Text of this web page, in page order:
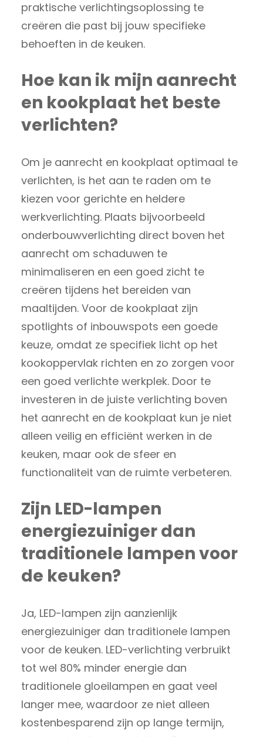
praktische verlichtingsoplossing te
creëren die past bij jouw specifieke
behoeften in de keuken.
Hoe kan ik mijn aanrecht
en kookplaat het beste
verlichten?
Om je aanrecht en kookplaat optimaal te
verlichten, is het aan te raden om te
kiezen voor gerichte en heldere
werkverlichting. Plaats bijvoorbeeld
onderbouwverlichting direct boven het
aanrecht om schaduwen te
minimaliseren en een goed zicht te
creëren tijdens het bereiden van
maaltijden. Voor de kookplaat zijn
spotlights of inbouwspots een goede
keuze, omdat ze specifiek licht op het
kookoppervlak richten en zo zorgen voor
een goed verlichte werkplek. Door te
investeren in de juiste verlichting boven
het aanrecht en de kookplaat kun je niet
alleen veilig en efficiënt werken in de
keuken, maar ook de sfeer en
functionaliteit van de ruimte verbeteren.
Zijn LED-lampen
energiezuiniger dan
traditionele lampen voor
de keuken?
Ja, LED-lampen zijn aanzienlijk
energiezuiniger dan traditionele lampen
voor de keuken. LED-verlichting verbruikt
tot wel 80% minder energie dan
traditionele gloeilampen en gaat veel
langer mee, waardoor ze niet alleen
kostenbesparend zijn op lange termijn,